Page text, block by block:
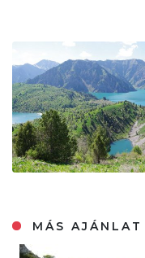
MÁS AJÁNLAT